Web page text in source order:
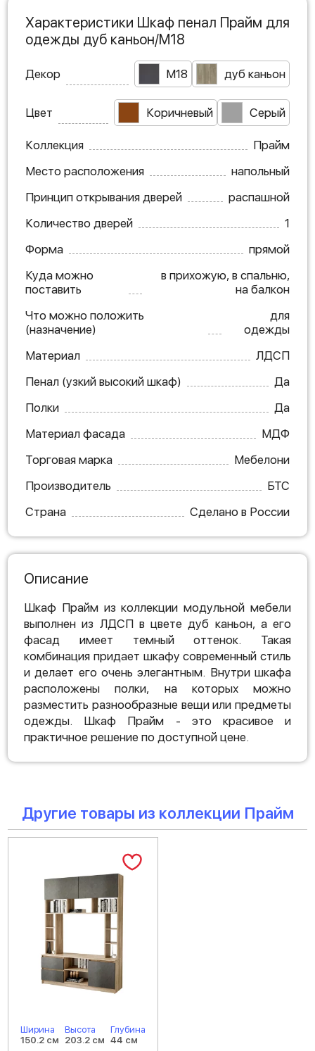
Характеристики Шкаф пенал Прайм для
одежды дуб каньон/M18
Декор M18 дуб каньон
Цвет Коричневый Серый
Коллекция
Прайм
Место расположения
напольный
Принцип открывания дверей
распашной
Количество дверей
1
Форма
прямой
Куда можно
поставить
в прихожую, в спальню,
на балкон
Что можно положить
(назначение)
для
одежды
Материал
ЛДСП
Пенал (узкий высокий шкаф)
Да
Полки
Да
Материал фасада
МДФ
Торговая марка
Мебелони
Производитель
БТС
Страна
Сделано в России
Описание
Шкаф Прайм из коллекции модульной мебели
выполнен из ЛДСП в цвете дуб каньон, а его
фасад имеет темный оттенок. Такая
комбинация придает шкафу современный стиль
и делает его очень элегантным. Внутри шкафа
расположены полки, на которых можно
разместить разнообразные вещи или предметы
одежды. Шкаф Прайм - это красивое и
практичное решение по доступной цене.
Другие товары из коллекции Прайм
Ширина
150.2 см
Высота
203.2 см
Глубина
44 см